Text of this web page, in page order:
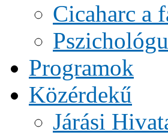
Cicaharc a
Programok
Közérdekű
Járási